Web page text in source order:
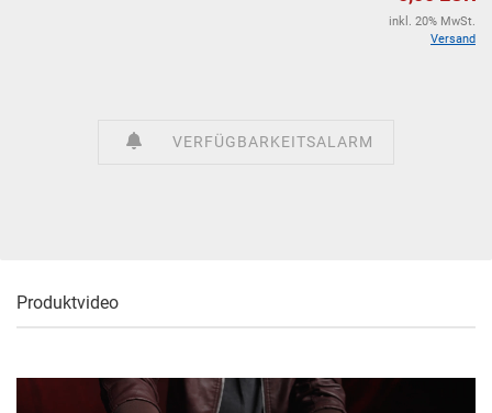
inkl. 20% MwSt.
Versand
VERFÜGBARKEITSALARM
Produktvideo